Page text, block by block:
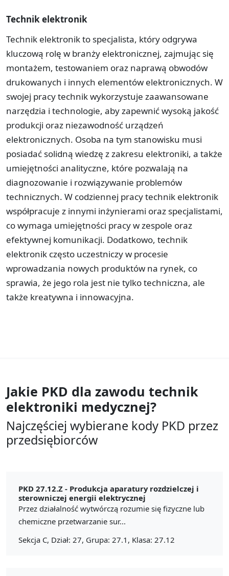
Technik elektronik
Technik elektronik to specjalista, który odgrywa
kluczową rolę w branży elektronicznej, zajmując się
montażem, testowaniem oraz naprawą obwodów
drukowanych i innych elementów elektronicznych. W
swojej pracy technik wykorzystuje zaawansowane
narzędzia i technologie, aby zapewnić wysoką jakość
produkcji oraz niezawodność urządzeń
elektronicznych. Osoba na tym stanowisku musi
posiadać solidną wiedzę z zakresu elektroniki, a także
umiejętności analityczne, które pozwalają na
diagnozowanie i rozwiązywanie problemów
technicznych. W codziennej pracy technik elektronik
współpracuje z innymi inżynierami oraz specjalistami,
co wymaga umiejętności pracy w zespole oraz
efektywnej komunikacji. Dodatkowo, technik
elektronik często uczestniczy w procesie
wprowadzania nowych produktów na rynek, co
sprawia, że jego rola jest nie tylko techniczna, ale
także kreatywna i innowacyjna.
Jakie PKD dla zawodu technik
elektroniki medycznej?
Najczęściej wybierane kody PKD przez
przedsiębiorców
PKD 27.12.Z - Produkcja aparatury rozdzielczej i
sterowniczej energii elektrycznej
Przez działalność wytwórczą rozumie się fizyczne lub
chemiczne przetwarzanie sur...
Sekcja C, Dział: 27, Grupa: 27.1, Klasa: 27.12